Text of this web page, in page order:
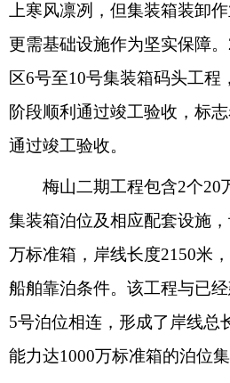
上寒风凛冽，但集装箱装卸
更需基础设施作为坚实保障
区6号至10号集装箱码头工程
阶段顺利通过竣工验收，标
通过竣工验收。
梅山二期工程包含2个20
集装箱泊位及相应配套设施
万标准箱，岸线长度2150米
船舶靠泊条件。该工程与已
5号泊位相连，形成了岸线总
能力达1000万标准箱的泊位集